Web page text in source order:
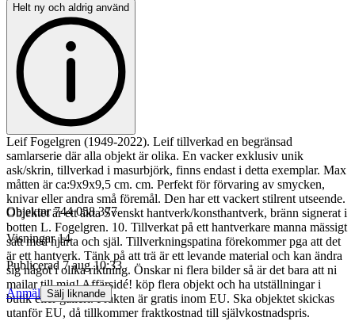
Helt ny och aldrig använd
Leif Fogelgren (1949-2022). Leif tillverkad en begränsad
samlarserie där alla objekt är olika. En vacker exklusiv unik
ask/skrin, tillverkad i masurbjörk, finns endast i detta exemplar. Max
måtten är ca:9x9x9,5 cm. cm. Perfekt för förvaring av smycken,
knivar eller andra små föremål. Den har ett vackert stilrent utseende.
Objektet är ett äkta Svenskt hantverk/konsthantverk, bränn signerat i
botten L. Fogelgren. 10. Tillverkat på ett hantverkare manna mässigt
sätt med hjärta och själ. Tillverkningspatina förekommer pga att det
är ett hantverk. Tänk på att trä är ett levande material och kan ändra
sig något i olika riktning. Önskar ni flera bilder så är det bara att ni
mailar till mig! Affärsidé! köp flera objekt och ha utställningar i
butik eller galleri. Frakten är gratis inom EU. Ska objektet skickas
utanför EU, då tillkommer fraktkostnad till självkostnadspris.
Objektnr 744 058 377
Visningar 14
Publicerad 7 aug 10:33
Anmäl Sälj liknande